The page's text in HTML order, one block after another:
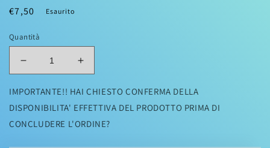
Prezzo
listino
€7,50 Esaurito
Quantità
Diminuisci
quantità
per
MUSHOKU
-
Aumenta
quantità
per
MUSHOKU
-
IMPORTANTE!! HAI CHIESTO CONFERMA DELLA
DISPONIBILITA' EFFETTIVA DEL PRODOTTO PRIMA DI
CONCLUDERE L'ORDINE?